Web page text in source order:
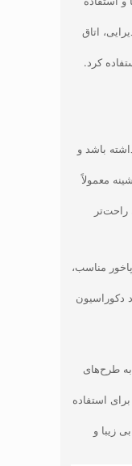
اتاق
کرد.
باشد و
معمولاً
مناسب،
دکوراسیون
طرح‌های
استفاده
زیبا و